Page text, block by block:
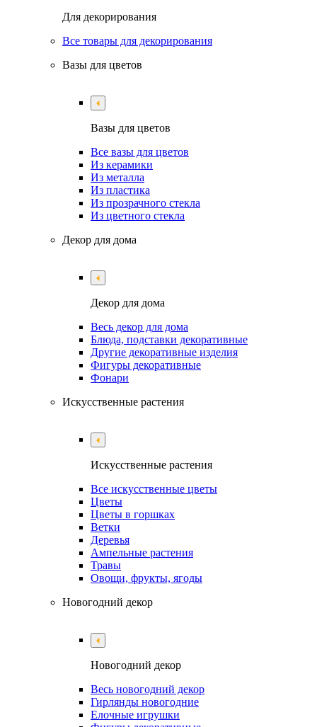
Для декорирования
Все товары для декорирования
Вазы для цветов
Вазы для цветов
Все вазы для цветов
Из керамики
Из металла
Из пластика
Из прозрачного стекла
Из цветного стекла
Декор для дома
Декор для дома
Весь декор для дома
Блюда, подставки декоративные
Другие декоративные изделия
Фигуры декоративные
Фонари
Искусственные растения
Искусственные растения
Все искусственные цветы
Цветы
Цветы в горшках
Ветки
Деревья
Ампельные растения
Травы
Овощи, фрукты, ягоды
Новогодний декор
Новогодний декор
Весь новогодний декор
Гирлянды новогодние
Елочные игрушки